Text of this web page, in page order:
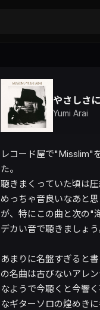
やさしさ
Yumi Arai
レコード屋で"Misslim"
た。
聴きまくっていた頃は
めっちゃ音良いなあと
が、特にこの曲と次の"
デカい音で聴きましょう
あまりに名盤すぎると
の名曲は古びないアレ
なようで今聴くと今響
なギターソロの煌めき